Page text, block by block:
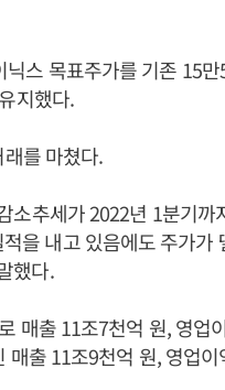
스 목표주가를 기존 15
지했다.
를 마쳤다.
소추세가 2022년 1분기까
을 내고 있음에도 주가가
했다.
매출 11조7천억 원, 영업
출 11조9천억 원, 영업